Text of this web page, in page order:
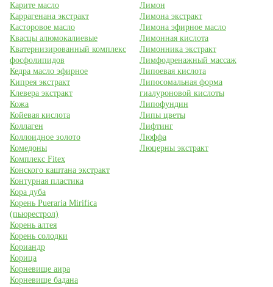
Карите масло
Каррагенана экстракт
Касторовое масло
Квасцы алюмокалиевые
Кватернизированный комплекс
фосфолипидов
Кедра масло эфирное
Кипрея экстракт
Клевера экстракт
Кожа
Койевая кислота
Коллаген
Коллоидное золото
Комедоны
Комплекс Fitex
Конского каштана экстракт
Контурная пластика
Кора дуба
Корень Pueraria Mirifica
(пьюрестрол)
Корень алтея
Корень солодки
Кориандр
Корица
Корневище аира
Корневище бадана
Лимон
Лимона экстракт
Лимона эфирное масло
Лимонная кислота
Лимонника экстракт
Лимфодренажный массаж
Липоевая кислота
Липосомальная форма
гиалуроновой кислоты
Липофундин
Липы цветы
Лифтинг
Люффа
Люцерны экстракт